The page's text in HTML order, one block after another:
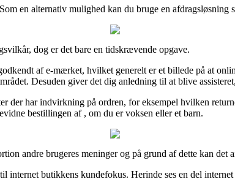
en alternativ mulighed kan du bruge en
dog er det bare en tidskrævende opgave.
af e-mærket, hvilket generelt er et billede på at
Desuden giver det dig anledning til at blive
der har indvirkning på ordren, for eksempel hvilken
bestillingen af , om du er voksen eller et barn.
andre brugeres meninger og på grund af dette kan det
butikkens kundefokus. Herinde ses en del